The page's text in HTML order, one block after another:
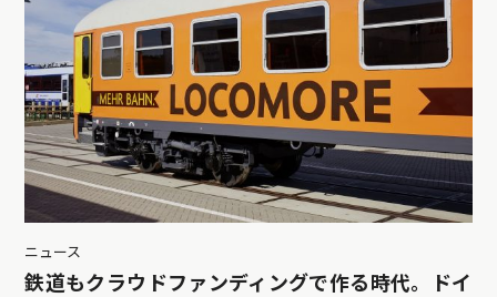
ニュース
鉄道もクラウドファンディングで作る時代。ドイ